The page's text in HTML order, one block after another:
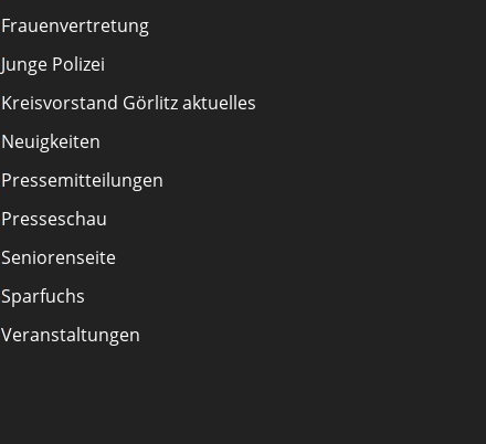
Frauenvertretung
Junge Polizei
Kreisvorstand Görlitz aktuelles
Neuigkeiten
Pressemitteilungen
Presseschau
Seniorenseite
Sparfuchs
Veranstaltungen